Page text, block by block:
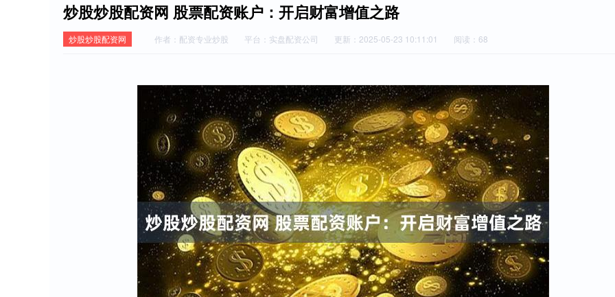
炒股炒股配资网 股票配资账户：开启财富增值之路
炒股炒股配资网 作者：配资专业炒股 平台：实盘配资公司 更新：2025-05-23 10:11:01 阅读：68